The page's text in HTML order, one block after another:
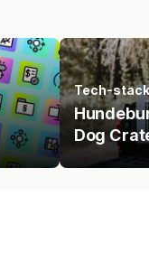
Tech-stack
Dog